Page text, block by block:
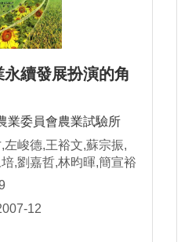
續發展扮演的角
業委員會農業試驗所
峻德,王裕文,蘇宗振,
,劉嘉哲,林昀暉,簡宣裕
12